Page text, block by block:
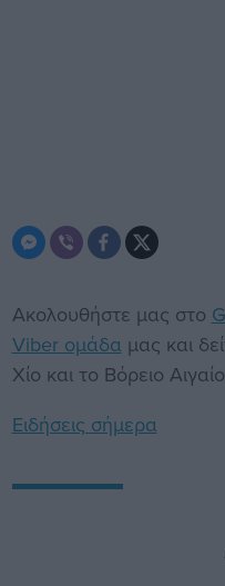
Ακολουθήστε μας στο
Viber ομάδα μας και
Χίο και το Βόρειο
Ειδήσεις σήμερα